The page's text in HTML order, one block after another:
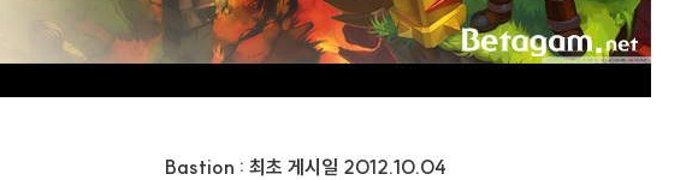
Bastion : 최초 게시일 2012.10.04